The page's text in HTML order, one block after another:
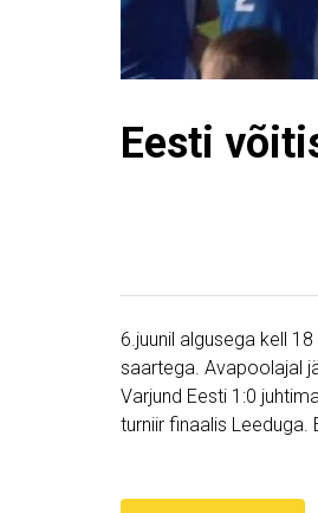
Eesti
6.juunil algusega kell
saartega. Avapoolajal
Varjund Eesti 1:0
turniir finaalis Leeduga.